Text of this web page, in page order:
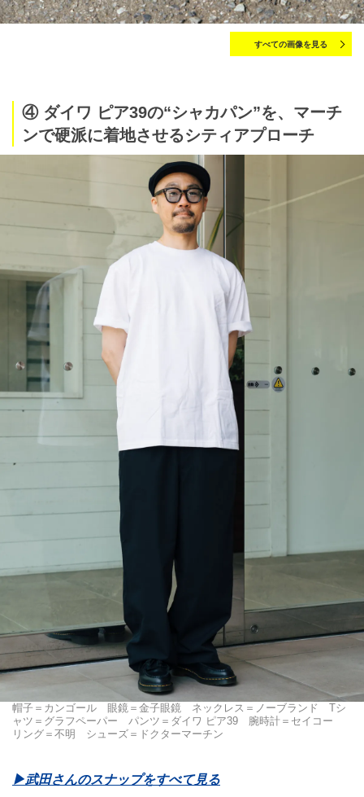
すべての画像を見る
④ ダイワ ピア39の“シャカパン”を、マーチ
ンで硬派に着地させるシティアプローチ
帽子＝カンゴール 眼鏡＝金子眼鏡 ネックレス＝ノーブランド Tシ
ャツ＝グラフペーパー パンツ＝ダイワ ピア39 腕時計＝セイコー
リング＝不明 シューズ＝ドクターマーチン
▶武田さんのスナップをすべて見る